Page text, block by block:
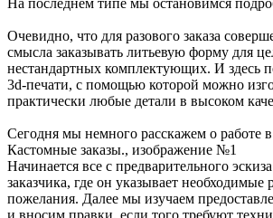
На последнем типе мы остановимся
Очевидно, что для разового заказа
смысла заказывать литьевую форму для
нестандартных комплектующих. И здесь
3d-печати, с помощью которой можно
практически любые детали в высоком
Сегодня мы немного расскажем о работе
Кастомные заказы., изображение №1
Начинается все с предварительного
заказчика, где он указывает необходимые
пожелания. Далее мы изучаем
и вносим правки, если того требуют